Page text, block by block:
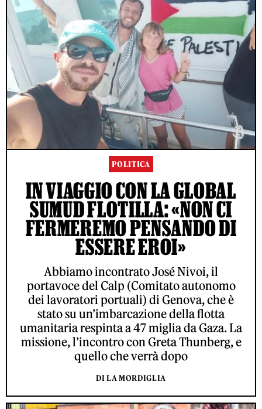
POLITICA
IN VIAGGIO CON LA GLOBAL
SUMUD FLOTILLA: «NON CI
FERMEREMO PENSANDO DI
ESSERE EROI»
Abbiamo incontrato José Nivoi, il
portavoce del Calp (Comitato autonomo
dei lavoratori portuali) di Genova, che è
stato su un’imbarcazione della flotta
umanitaria respinta a 47 miglia da Gaza. La
missione, l’incontro con Greta Thunberg, e
quello che verrà dopo
DI LA MORDIGLIA